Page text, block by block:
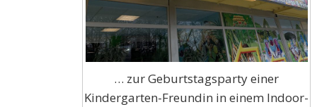
… zur Geburtstagsparty einer
Kindergarten-Freundin in einem Indoor-